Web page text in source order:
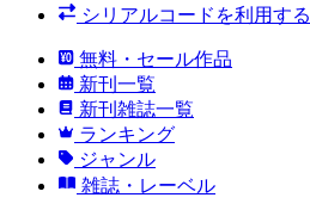
シリアルコードを利用する
無料・セール作品
新刊一覧
新刊雑誌一覧
ランキング
ジャンル
雑誌・レーベル